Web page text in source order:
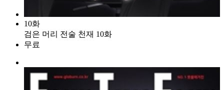
10화
검은 머리 전술 천재 10화
무료